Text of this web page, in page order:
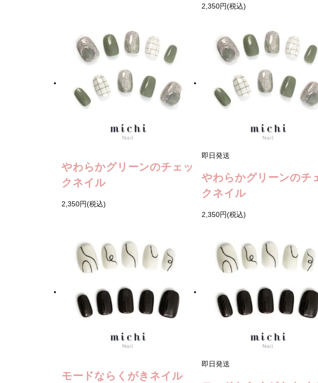
2,350円(税込)
やわらかグリーンのチェッ
クネイル
2,350円(税込)
即日発送
やわらかグリーンのチ
クネイル
2,350円(税込)
モードならくがきネイル
即日発送